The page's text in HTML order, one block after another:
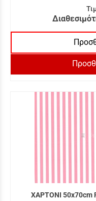
ΧΑΡΤΟΝΙ 50x70cm